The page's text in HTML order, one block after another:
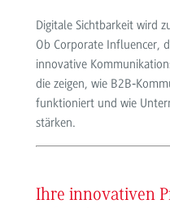
Digitale Sichtbarkeit wird
Ob Corporate Influencer,
innovative
die zeigen, wie
funktioniert und wie
stärken.
Ihre innovativen